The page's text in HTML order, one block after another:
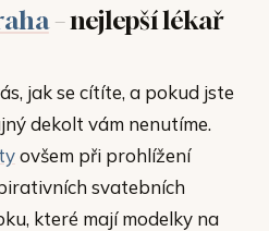
– nejlepší lékař
jak se cítíte, a pokud jste
dekolt vám nenutíme.
ovšem při prohlížení
svatebních
které mají modelky na